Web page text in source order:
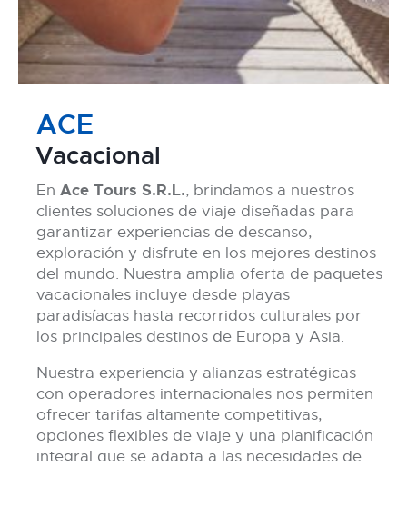
ACE
Vacacional
En Ace Tours S.R.L., brindamos a nuestros
clientes soluciones de viaje diseñadas para
garantizar experiencias de descanso,
exploración y disfrute en los mejores destinos
del mundo. Nuestra amplia oferta de paquetes
vacacionales incluye desde playas
paradisíacas hasta recorridos culturales por
los principales destinos de Europa y Asia.
Nuestra experiencia y alianzas estratégicas
con operadores internacionales nos permiten
ofrecer tarifas altamente competitivas,
opciones flexibles de viaje y una planificación
integral que se adapta a las necesidades de